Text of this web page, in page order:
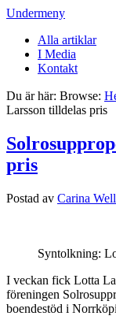
Undermeny
Alla artiklar
I Media
Kontakt
Du är här: Browse:
Larsson tilldelas pris
pris
Postad av Carina
Syntolkning:
I veckan fick Lotta
föreningen
boendestöd i